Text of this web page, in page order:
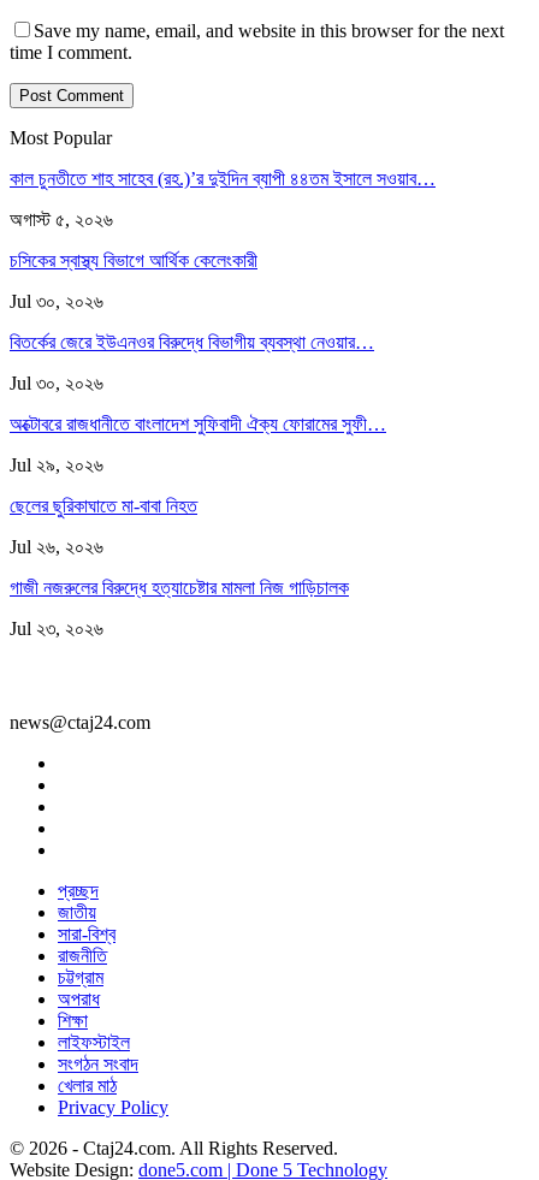
Save my name, email, and website in this browser for the next
time I comment.
Most Popular
কাল চুনতীতে শাহ সাহেব (রহ.)’র দুইদিন ব্যাপী ৪৪তম ইসালে সওয়াব…
অগাস্ট ৫, ২০২৬
চসিকের স্বাস্থ্য বিভাগে আর্থিক কেলেংকারী
Jul ৩০, ২০২৬
বিতর্কের জেরে ইউএনওর বিরুদ্ধে বিভাগীয় ব্যবস্থা নেওয়ার…
Jul ৩০, ২০২৬
অক্টোবরে রাজধানীতে বাংলাদেশ সুফিবাদী ঐক্য ফোরামের সুফী…
Jul ২৯, ২০২৬
ছেলের ছুরিকাঘাতে মা-বাবা নিহত
Jul ২৬, ২০২৬
গাজী নজরুলের বিরুদ্ধে হত্যাচেষ্টার মামলা নিজ গাড়িচালক
Jul ২৩, ২০২৬
news@ctaj24.com
প্রচ্ছদ
জাতীয়
সারা-বিশ্ব
রাজনীতি
চট্টগ্রাম
অপরাধ
শিক্ষা
লাইফস্টাইল
সংগঠন সংবাদ
খেলার মাঠ
Privacy Policy
© 2026 - Ctaj24.com. All Rights Reserved.
Website Design: done5.com | Done 5 Technology